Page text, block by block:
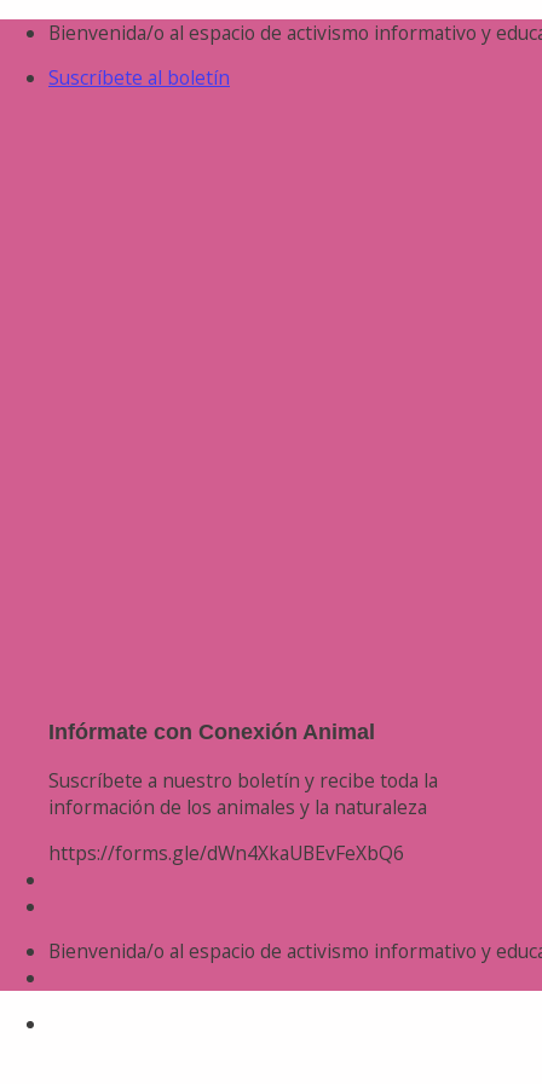
Saltar
contenido
Bienvenida/o al espacio de activismo informativo y
Suscríbete al boletín
Infórmate con Conexión Animal
Suscríbete a nuestro boletín y recibe toda la
información de los animales y la naturaleza
https://forms.gle/dWn4XkaUBEvFeXbQ6
Bienvenida/o al espacio de activismo informativo y